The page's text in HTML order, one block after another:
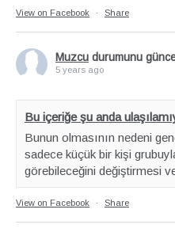
View on Facebook · Share
Muzcu durumunu
5 years ago
Bu içeriğe şu anda
Bunun olmasının nedeni
sadece küçük bir kişi
görebileceğini değiştirmesi
View on Facebook · Share